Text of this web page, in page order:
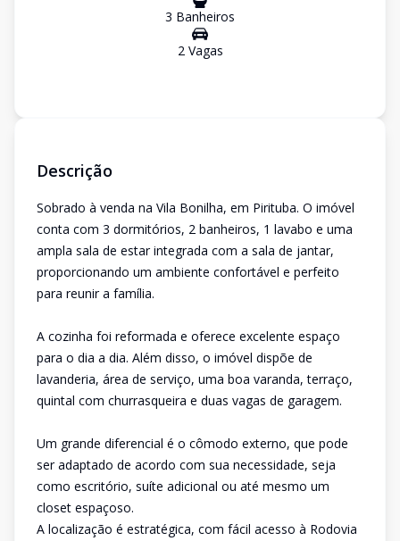
3 Banheiros
2Vagas
Descrição
Sobrado à venda na Vila Bonilha, em Pirituba. O imóvel
conta com 3 dormitórios, 2 banheiros, 1 lavabo e uma
ampla sala de estar integrada com a sala de jantar,
proporcionando um ambiente confortável e perfeito
para reunir a família.
A cozinha foi reformada e oferece excelente espaço
para o dia a dia. Além disso, o imóvel dispõe de
lavanderia, área de serviço, uma boa varanda, terraço,
quintal com churrasqueira e duas vagas de garagem.
Um grande diferencial é o cômodo externo, que pode
ser adaptado de acordo com sua necessidade, seja
como escritório, suíte adicional ou até mesmo um
closet espaçoso.
A localização é estratégica, com fácil acesso à Rodovia